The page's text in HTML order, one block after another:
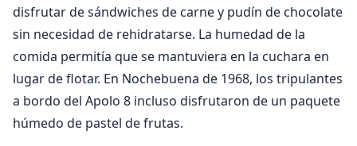
disfrutar de sándwiches de carne y pudín de chocolate
sin necesidad de rehidratarse. La humedad de la
comida permitía que se mantuviera en la cuchara en
lugar de flotar. En Nochebuena de 1968, los tripulantes
a bordo del Apolo 8 incluso disfrutaron de un paquete
húmedo de pastel de frutas.